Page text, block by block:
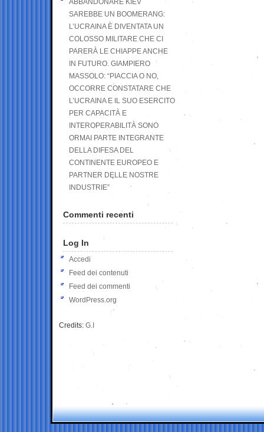
ABBANDONARE KIEV
SAREBBE UN BOOMERANG:
L’UCRAINA È DIVENTATA UN
COLOSSO MILITARE CHE CI
PARERÀ LE CHIAPPE ANCHE
IN FUTURO. GIAMPIERO
MASSOLO: “PIACCIA O NO,
OCCORRE CONSTATARE CHE
L’UCRAINA E IL SUO ESERCITO
PER CAPACITÀ E
INTEROPERABILITÀ SONO
ORMAI PARTE INTEGRANTE
DELLA DIFESA DEL
CONTINENTE EUROPEO E
PARTNER DELLE NOSTRE
INDUSTRIE”
Commenti recenti
Log In
Accedi
Feed dei contenuti
Feed dei commenti
WordPress.org
Credits: G.I